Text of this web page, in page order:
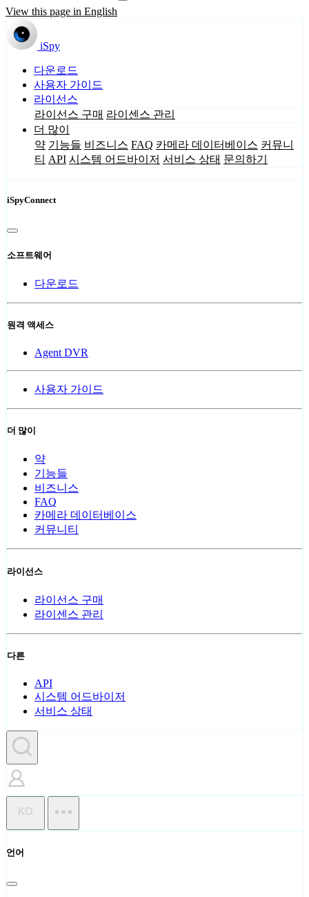
View this page in English
iSpy
다운로드
사용자 가이드
라이선스
라이선스 구매 라이센스 관리
더 많이
약 기능들 비즈니스 FAQ 카메라 데이터베이스 커뮤니
티 API 시스템 어드바이저 서비스 상태 문의하기
iSpyConnect
소프트웨어
다운로드
원격 액세스
Agent DVR
사용자 가이드
더 많이
약
기능들
비즈니스
FAQ
카메라 데이터베이스
커뮤니티
라이선스
라이선스 구매
라이센스 관리
다른
API
시스템 어드바이저
서비스 상태
KO
언어